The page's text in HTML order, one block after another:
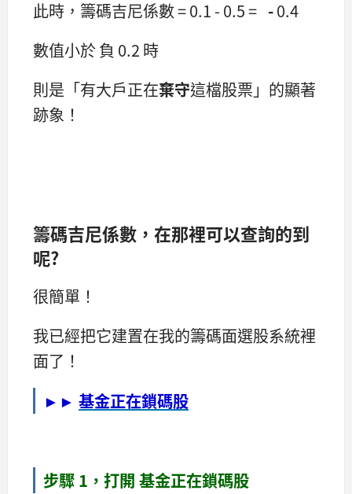
此時，籌碼吉尼係數 = 0.1 - 0.5 = -0.4
數值小於 負 0.2 時
則是「有大戶正在棄守這檔股票」的顯著
跡象！
籌碼吉尼係數，在那裡可以查詢的到
呢?
很簡單！
我已經把它建置在我的籌碼面選股系統裡
面了！
►► 基金正在鎖碼股
步驟 1，打開 基金正在鎖碼股